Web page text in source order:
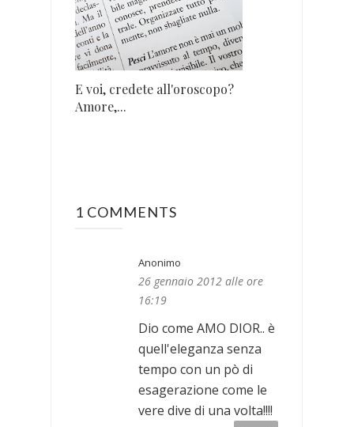
E voi, credete all'oroscopo?
Amore,...
1 COMMENTS
Anonimo
26 gennaio 2012 alle ore
16:19
Dio come AMO DIOR.. è
quell'eleganza senza
tempo con un pò di
esagerazione come le
vere dive di una volta!!!!